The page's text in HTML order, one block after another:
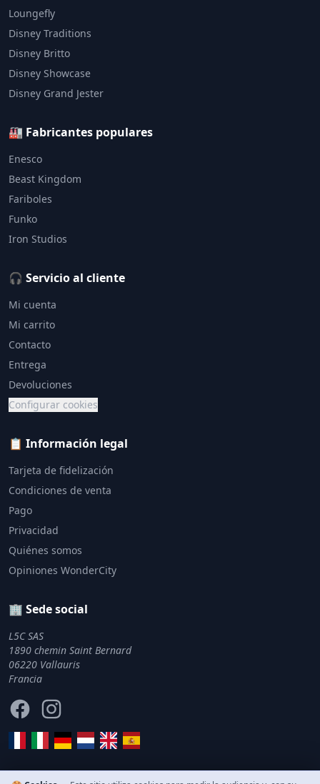
Loungefly
Disney Traditions
Disney Britto
Disney Showcase
Disney Grand Jester
🏭 Fabricantes populares
Enesco
Beast Kingdom
Fariboles
Funko
Iron Studios
🎧 Servicio al cliente
Mi cuenta
Mi carrito
Contacto
Entrega
Devoluciones
Configurar cookies
📋 Información legal
Tarjeta de fidelización
Condiciones de venta
Pago
Privacidad
Quiénes somos
Opiniones WonderCity
🏢 Sede social
L5C SAS
1890 chemin Saint Bernard
06220 Vallauris
Francia
FacebookInstagram